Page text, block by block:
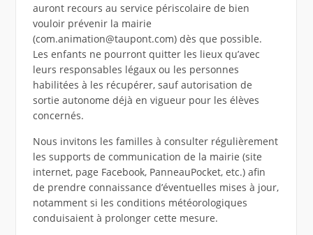
auront recours au service périscolaire de bien
vouloir prévenir la mairie
(com.animation@taupont.com) dès que possible.
Les enfants ne pourront quitter les lieux qu’avec
leurs responsables légaux ou les personnes
habilitées à les récupérer, sauf autorisation de
sortie autonome déjà en vigueur pour les élèves
concernés.
Nous invitons les familles à consulter régulièrement
les supports de communication de la mairie (site
internet, page Facebook, PanneauPocket, etc.) afin
de prendre connaissance d’éventuelles mises à jour,
notamment si les conditions météorologiques
conduisaient à prolonger cette mesure.